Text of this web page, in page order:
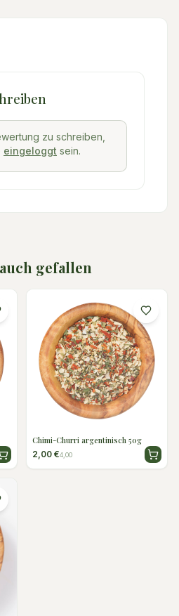
zu schreiben,
eingeloggt sein.
gefallen
Chimi-Churri argentinisch 50g
2,00 €4,00